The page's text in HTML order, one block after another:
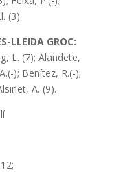
(3).
LLEIDA GROC:
L. (7); Alandete,
); Benítez, R.(-);
A. (9).